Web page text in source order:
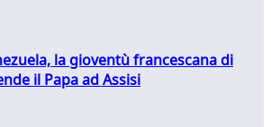
la gioventù francescana di
il Papa ad Assisi